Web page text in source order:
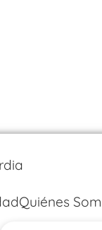
Quiénes